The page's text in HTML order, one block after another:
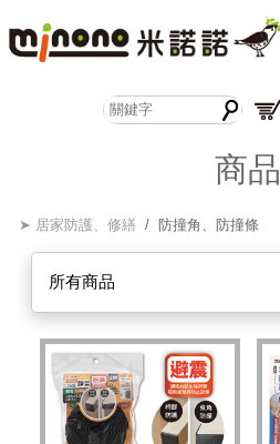
商品
➤ 居家防護、修繕 / 防撞角、防撞條
所有商品